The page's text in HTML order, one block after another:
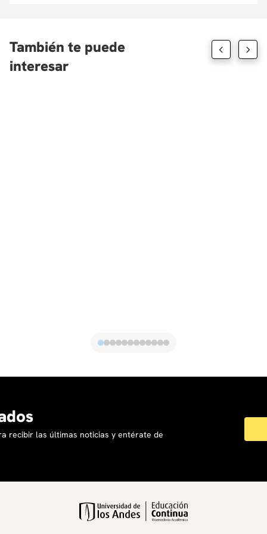
También te puede
interesar
recibir las últimas noticias y entérate de